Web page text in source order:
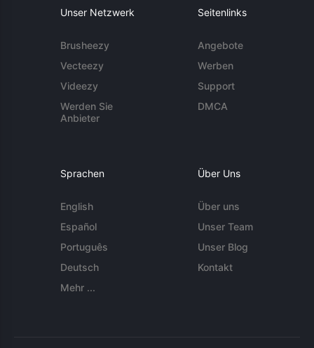
Unser Netzwerk
Brusheezy
Vecteezy
Videezy
Werden Sie
Anbieter
Seitenlinks
Angebote
Werben
Support
DMCA
Sprachen
English
Español
Português
Deutsch
Mehr ...
Über Uns
Über uns
Unser Team
Unser Blog
Kontakt